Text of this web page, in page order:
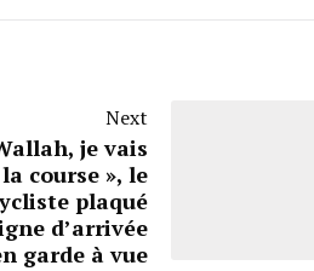
Next
je vais
course », le
plaqué
d’arrivée
garde à vue